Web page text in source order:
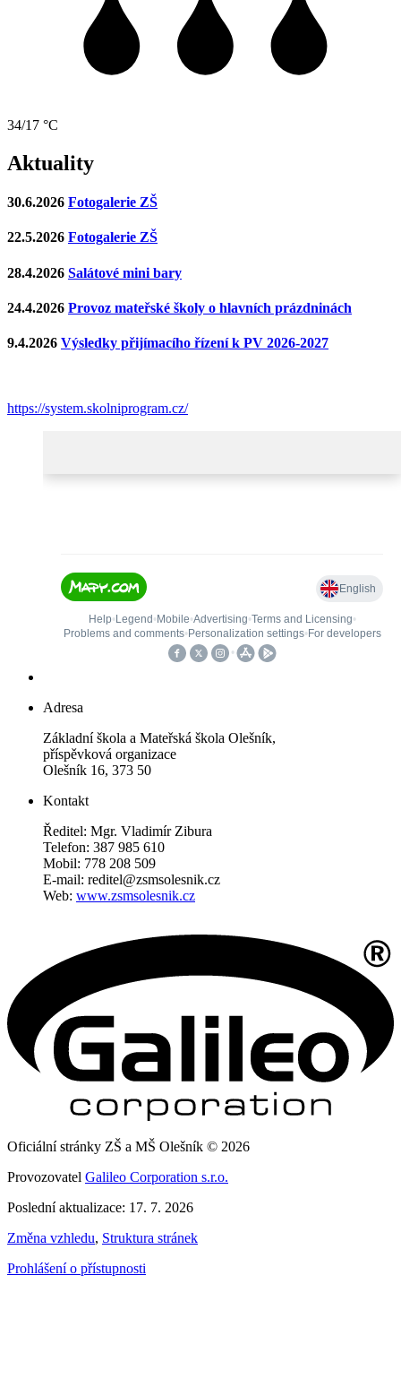
34/17 °C
Aktuality
30.6.2026 Fotogalerie ZŠ
22.5.2026 Fotogalerie ZŠ
28.4.2026 Salátové mini bary
24.4.2026 Provoz mateřské školy o hlavních prázdninách
9.4.2026 Výsledky přijímacího řízení k PV 2026-2027
https://system.skolniprogram.cz/
Adresa
Základní škola a Mateřská škola Olešník,
příspěvková organizace
Olešník 16, 373 50
Kontakt
Ředitel: Mgr. Vladimír Zibura
Telefon: 387 985 610
Mobil: 778 208 509
E-mail: reditel@zsmsolesnik.cz
Web: www.zsmsolesnik.cz
Oficiální stránky ZŠ a MŠ Olešník © 2026
Provozovatel Galileo Corporation s.r.o.
Poslední aktualizace: 17. 7. 2026
Změna vzhledu, Struktura stránek
Prohlášení o přístupnosti